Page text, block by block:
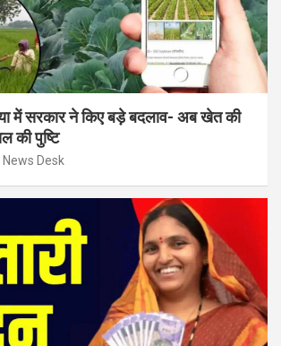
में सरकार ने किए बड़े बदलाव- अब खेत की
की पुष्टि
News Desk